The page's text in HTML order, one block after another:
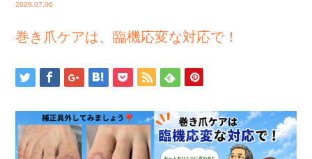
2026.07.06
巻き爪ケアは、臨機応変な対応で！